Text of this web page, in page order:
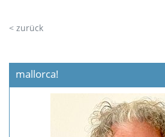
< zurück
mallorca!